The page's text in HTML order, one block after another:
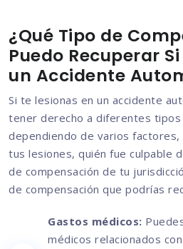
¿Qué Tipo de
Puedo Recuperar
un Accidente
Si te lesionas en un accidente
tener derecho a diferentes tipos
dependiendo de varios factores,
tus lesiones, quién fue culpable
de compensación de tu
de compensación que podrías
Gastos médicos:
médicos relacionados